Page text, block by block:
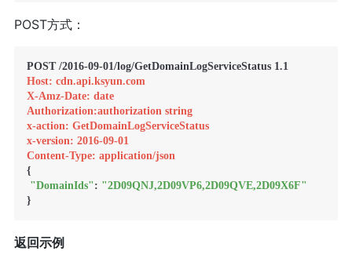
POST方式：
Host: cdn.api.ksyun.com
X-Amz-Date: date
Authorization:authorization string
x-action: GetDomainLogServiceStatus
x-version: 2016-09-01
Content-Type: application/json
{
"DomainIds": "2D09QNJ,2D09VP6,2D09QVE,2D09X6F"
返回示例